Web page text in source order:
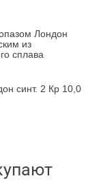
Лондон
из
сплава
синт. 2 Кр 10,0